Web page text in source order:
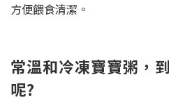
方便餵食清潔。
常溫和冷凍寶寶粥，
呢?